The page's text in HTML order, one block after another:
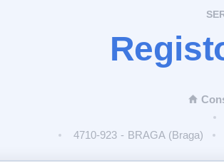
4710-923 - BRAGA (Braga)